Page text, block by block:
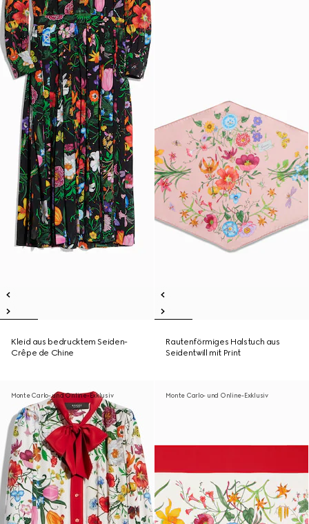
Kleid aus bedrucktem Seiden-
Crêpe de Chine
Rautenförmiges Halstuch aus
Seidentwill mit Print
Monte Carlo- und Online-Exklusiv Monte Carlo- und Online-Exklusiv